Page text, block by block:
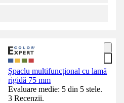
Șpaclu multifuncțional cu lamă
rigidă 75 mm
Evaluare medie: 5 din 5 stele.
3 Recenzii.